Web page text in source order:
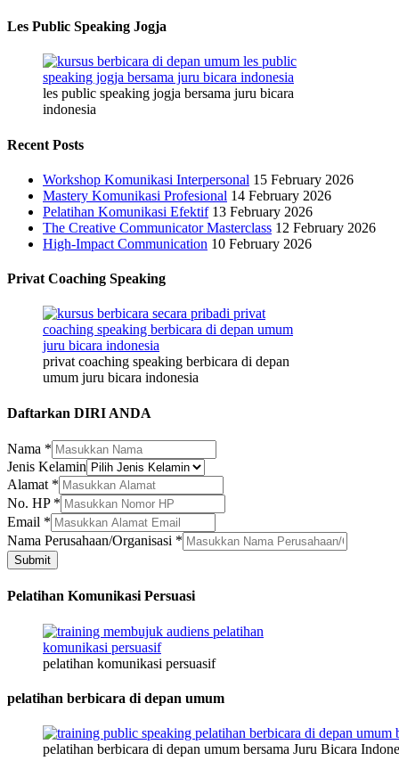
Les Public Speaking Jogja
les public speaking jogja bersama juru bicara
indonesia
Recent Posts
Workshop Komunikasi Interpersonal 15 February 2026
Mastery Komunikasi Profesional 14 February 2026
Pelatihan Komunikasi Efektif 13 February 2026
The Creative Communicator Masterclass 12 February 2026
High-Impact Communication 10 February 2026
Privat Coaching Speaking
privat coaching speaking berbicara di depan
umum juru bicara indonesia
Daftarkan DIRI ANDA
Nama *
Jenis Kelamin
HP
Email
Nama
Alamat *
No. HP *
Email *
Nama Perusahaan/Organisasi *
Submit
Pelatihan Komunikasi Persuasi
pelatihan komunikasi persuasif
pelatihan berbicara di depan umum
pelatihan berbicara di depan umum bersama Juru Bicara